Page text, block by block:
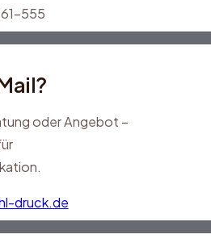
555
oder Angebot –
druck.de